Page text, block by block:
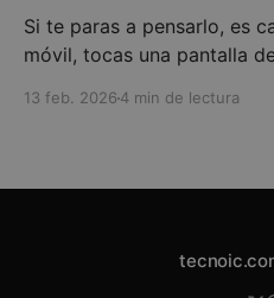
Si te paras a pensarlo, es
móvil, tocas una pantalla
13 feb. 2026 4 min de lectura